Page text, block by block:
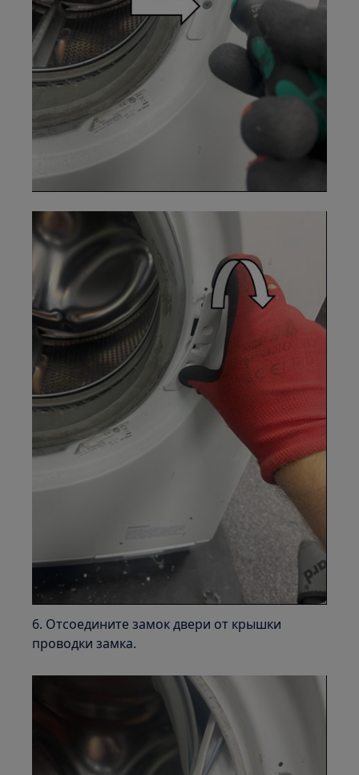
6. Отсоедините замок двери от крышки
проводки замка.